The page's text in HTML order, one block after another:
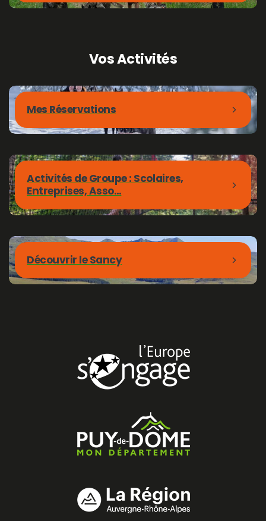
VosActivités
Mes Réservations
Activités de Groupe : Scolaires,
Entreprises, Asso…
Découvrir le Sancy